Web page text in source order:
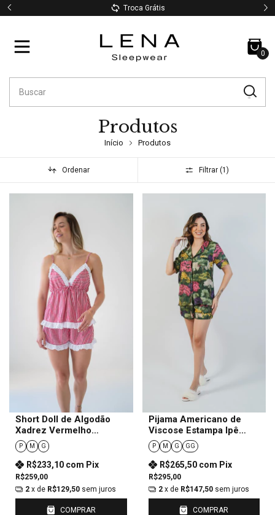
Troca Grátis
0
Produtos
Início Produtos
Ordenar Filtrar (1 )
Short Doll de Algodão
Xadrez Vermelho
Feminino
P M G
R$259,00
R$233,10 com Pix
2 x de R$129,50 sem juros
COMPRAR
Pijama Americano de
Viscose Estampa Ipê
Feminino
P M G GG
R$295,00
R$265,50 com Pix
2 x de R$147,50 sem juros
COMPRAR